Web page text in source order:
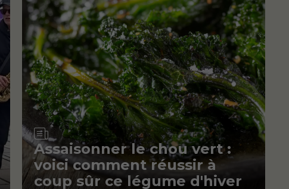
Article
Assaisonner le chou vert :
voici comment réussir à
coup sûr ce légume d'hiver